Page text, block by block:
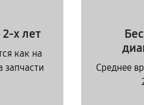
2-х лет
как на
запчасти
Среднее